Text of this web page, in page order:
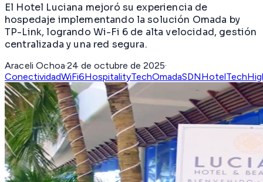
El Hotel Luciana mejoró su experiencia de
hospedaje implementando la solución Omada by
TP-Link, logrando Wi-Fi 6 de alta velocidad, gestión
centralizada y una red segura.
Araceli Ochoa·24 de octubre de 2025·
ConectividadWiFi6HospitalityTechOmadaSDNHotelTech